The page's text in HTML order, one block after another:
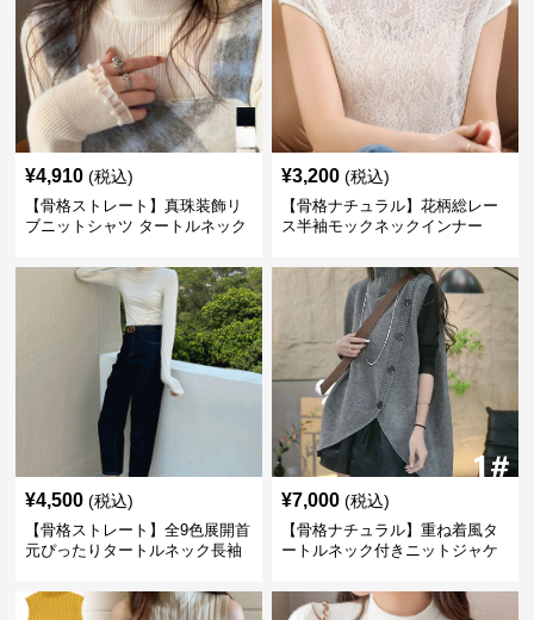
¥4,910 (税込)
【骨格ストレート】真珠装飾リ
ブニットシャツ タートルネック
¥3,200 (税込)
【骨格ナチュラル】花柄総レー
ス半袖モックネックインナー
¥4,500 (税込)
【骨格ストレート】全9色展開首
元ぴったりタートルネック長袖
¥7,000 (税込)
【骨格ナチュラル】重ね着風タ
ートルネック付きニットジャケ